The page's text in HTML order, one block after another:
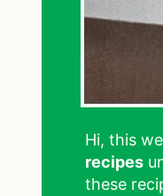
Hi, this
recipes
these